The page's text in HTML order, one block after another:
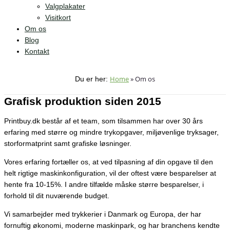
Valgplakater
Visitkort
Om os
Blog
Kontakt
Du er her: Home»Om os
Grafisk produktion siden 2015
Printbuy.dk består af et team, som tilsammen har over 30 års
erfaring med større og mindre trykopgaver, miljøvenlige tryksager,
storformatprint samt grafiske løsninger.
Vores erfaring fortæller os, at ved tilpasning af din opgave til den
helt rigtige maskinkonfiguration, vil der oftest være besparelser at
hente fra 10-15%. I andre tilfælde måske større besparelser, i
forhold til dit nuværende budget.
Vi samarbejder med trykkerier i Danmark og Europa, der har
fornuftig økonomi, moderne maskinpark, og har branchens kendte